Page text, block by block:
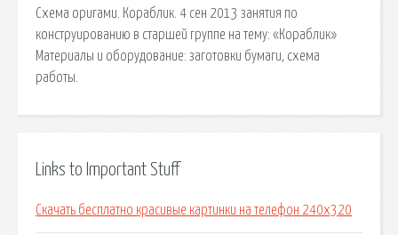
Схема оригами. Кораблик. 4 сен 2013 занятия по
конструированию в старшей группе на тему: «Кораблик»
Материалы и оборудование: заготовки бумаги, схема
работы.
Links to Important Stuff
Скачать бесплатно красивые картинки на телефон 240х320